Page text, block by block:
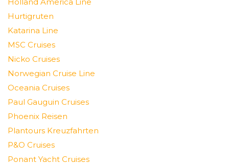
Hurtigruten
Katarina Line
MSC Cruises
Nicko Cruises
Norwegian Cruise Line
Oceania Cruises
Paul Gauguin Cruises
Phoenix Reisen
Plantours Kreuzfahrten
P&O Cruises
Ponant Yacht Cruises